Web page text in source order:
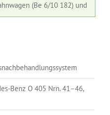
(Be 6/10 182) und ein
Benz O 405 Nrn. 41–46,